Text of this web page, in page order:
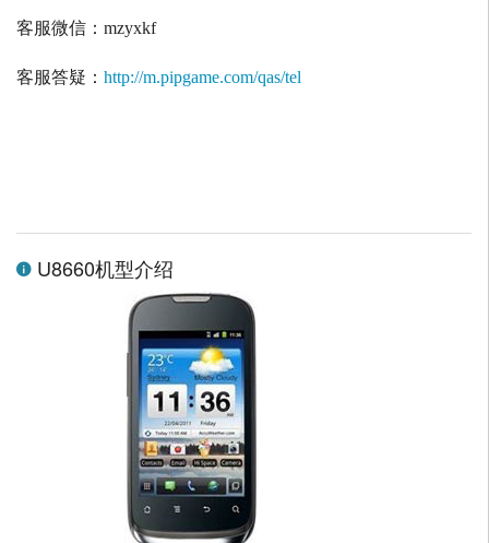
客服微信： mzyxkf
客服答疑： http://m.pipgame.com/qas/tel
U8660机型介绍